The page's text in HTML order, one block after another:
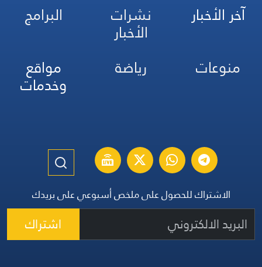
آخر الأخبار نشرات
الأخبار
البرامج
منوعات
رياضة مواقع
وخدمات
الاشتراك للحصول على ملخص أسبوعي على بريدك
اشتراك